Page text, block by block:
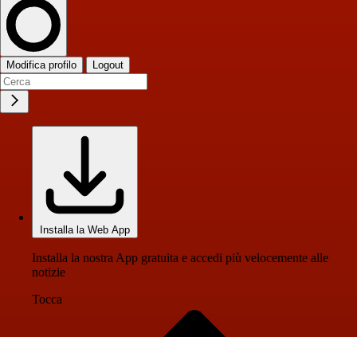
Modifica profilo Logout
Installa la Web App
Installa la nostra App gratuita e accedi più velocemente alle
notizie
Tocca